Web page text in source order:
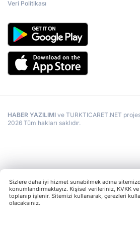
Veri Politikası
HABER YAZILIMI ve TURKTICARET.NET
2026 Tüm hakları saklıdır.
Sizlere daha iyi hizmet sunabilmek adına
konumlandırmaktayız. Kişisel verileriniz, KVKK ve
toplanıp işlenir. Sitemizi kullanarak, çerezleri
olacaksınız.